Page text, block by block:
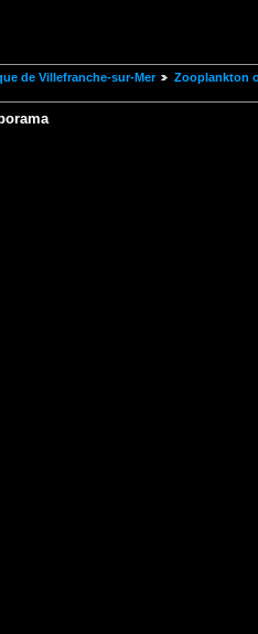
de Villefranche-sur-Mer
Zooplankton